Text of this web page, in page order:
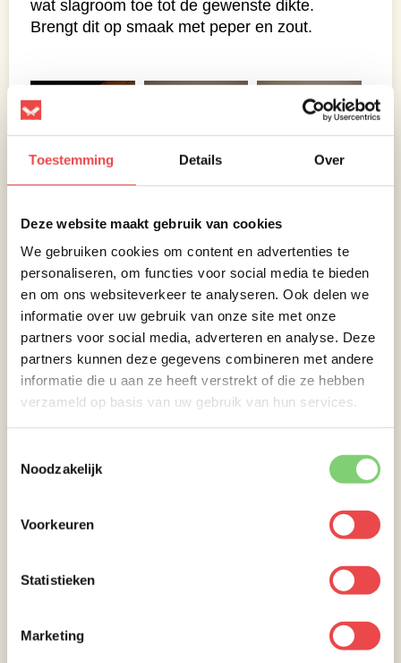
Toestemming Details Over
Deze website maakt gebruik van cookies
We gebruiken cookies om content en advertenties te
personaliseren, om functies voor social media te bieden
en om ons websiteverkeer te analyseren. Ook delen we
informatie over uw gebruik van onze site met onze
partners voor social media, adverteren en analyse. Deze
partners kunnen deze gegevens combineren met andere
informatie die u aan ze heeft verstrekt of die ze hebben
verzameld op basis van uw gebruik van hun services.
Noodzakelijk
Voorkeuren
Statistieken
Marketing
wat slagroom toe tot de gewenste dikte.
Brengt dit op smaak met peper en zout.
Gegrilde coquilles
Bereid nu de barbecue voor om direct te
grillen met een dome-temperatuur van 220
graden Celsius. Smeer de coquille in met een
beetje olie en voorzie ze van de SPG rub. Grill
nu coquille direct boven de kolen tot ze aan